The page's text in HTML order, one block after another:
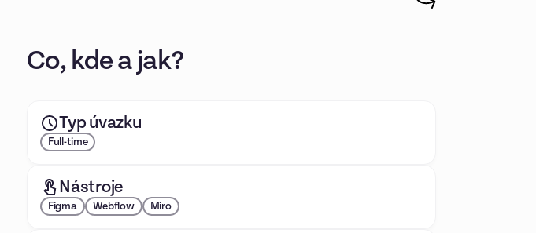
Co, kde a jak?
Typ úvazku
Full-time
Nástroje
Figma Webflow Miro